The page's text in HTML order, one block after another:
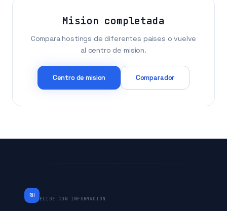
Mision completada
Compara hostings de diferentes paises o vuelve
al centro de mision.
Centro de mision Comparador
RH
ELIGE CON INFORMACIÓN